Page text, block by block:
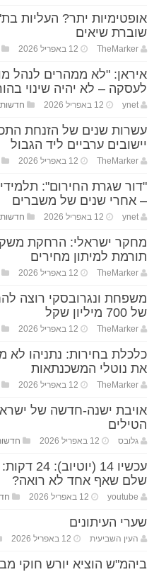
אופטימיות יתר? העליות
שוברת שיאים
TheMarker 12 באפריל 2026
איראן: "לא ממהרים לנהל
לעסקה – לא יהיה שינוי
ynet 12 באפריל 2026 חדשות
עשרות שנים של הזנחת
יישובים ערביים ליד הגבול
TheMarker 12 באפריל 2026
"דור שגרת החירום":
– אחרי שנים של משברים
ynet 12 באפריל 2026 חדשות
מחקר ישראלי: הרחקת
תורמת למיתון מחירים
TheMarker 12 באפריל 2026
משפחת ונגרובסקי רוצה
של 700 מיליון שקל
TheMarker 12 באפריל 2026
כלכלת בחירות: נתניהו לא
את נוטלי המשכנתאות
TheMarker 12 באפריל 2026
אויבת ישנה-חדשה של
הטילים
גלובס 12 באפריל 2026
עכשיו 14
שלם שאף אחד לא רואה?
youtube 12 באפריל 2026
שערי העיתונים
העין השביעית 12 באפריל 2026
ביהמ"ש הוציא יורש חוקי